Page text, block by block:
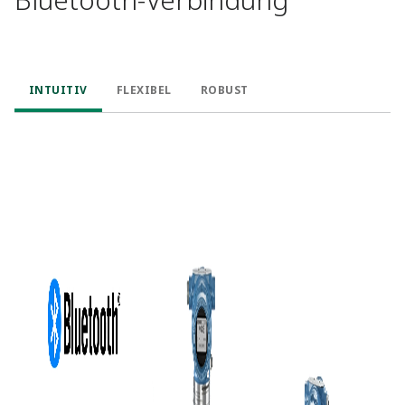
INTUITIV FLEXIBEL ROBUST